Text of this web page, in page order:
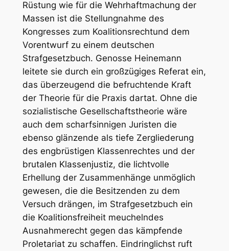
Rüstung wie für die Wehrhaftmachung der
Massen ist die Stellungnahme des
Kongresses zum Koalitionsrechtund dem
Vorentwurf zu einem deutschen
Strafgesetzbuch. Genosse Heinemann
leitete sie durch ein großzügiges Referat ein,
das überzeugend die befruchtende Kraft
der Theorie für die Praxis dartat. Ohne die
sozialistische Gesellschaftstheorie wäre
auch dem scharfsinnigen Juristen die
ebenso glänzende als tiefe Zergliederung
des engbrüstigen Klassenrechtes und der
brutalen Klassenjustiz, die lichtvolle
Erhellung der Zusammenhänge unmöglich
gewesen, die die Besitzenden zu dem
Versuch drängen, im Strafgesetzbuch ein
die Koalitionsfreiheit meuchelndes
Ausnahmerecht gegen das kämpfende
Proletariat zu schaffen. Eindringlichst ruft